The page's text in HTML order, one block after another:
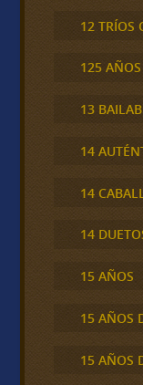
12 TRÍOS
125
13
14
14
14
15 AÑOS
15 AÑOS
15 AÑOS